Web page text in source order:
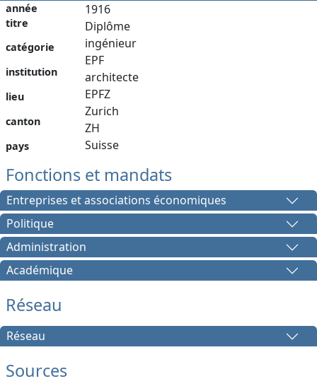
année
titre
catégorie
institution
lieu
canton
pays
1916
Diplôme
ingénieur
EPF
architecte
EPFZ
Zurich
ZH
Suisse
Fonctions et mandats
Entreprises et associations économiques
Politique
Administration
Académique
Réseau
Réseau
Sources